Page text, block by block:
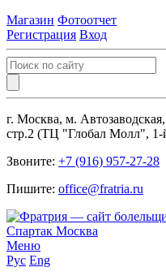
Магазин Фотоотчет
Регистрация Вход
г. Москва, м.
стр.2 (ТЦ "Глобал Молл", 1-
Звоните: +7 (916) 957-27-28
Пишите: office@fratria.ru
Меню
Рус Eng